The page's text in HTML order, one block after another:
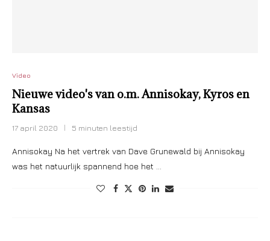
Video
Nieuwe video's van o.m. Annisokay, Kyros en
Kansas
17 april 2020 5 minuten leestijd
Annisokay Na het vertrek van Dave Grunewald bij Annisokay
was het natuurlijk spannend hoe het …